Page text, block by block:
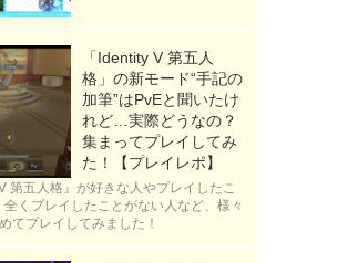
「Identity V 第五人
格」の新モード“手記の
加筆”はPvEと聞いたけ
れど…実際どうなの？
集まってプレイしてみ
た！【プレイレポ】
第五人格』が好きな人やプレイしたこ
全くプレイしたことがない人など、様々
てプレイしてみました！